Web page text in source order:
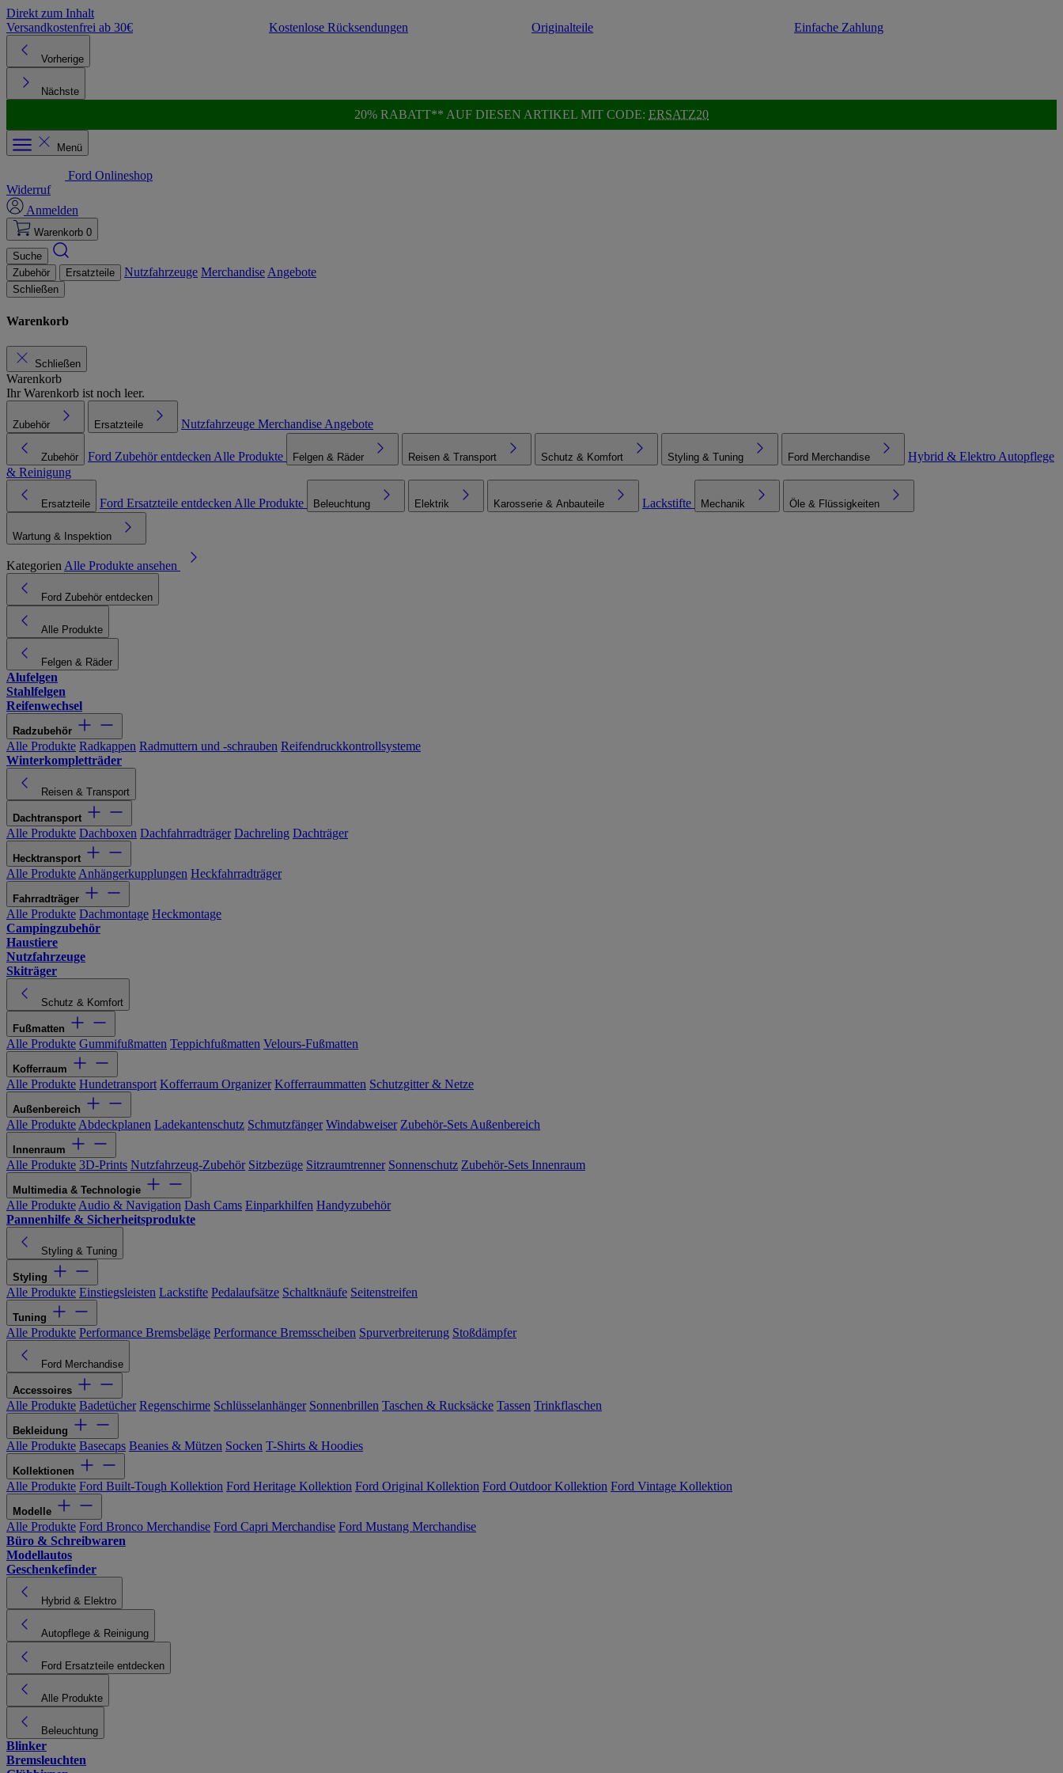
Direkt zum Inhalt
Versandkostenfrei ab 30€
Kostenlose Rücksendungen Originalteile Einfache Zahlung
Vorherige
Nächste
20% RABATT** AUF DIESEN ARTIKEL MIT CODE: ERSATZ20
Menü
Ford Onlineshop
Widerruf
Anmelden
Warenkorb 0
Suche
Zubehör
Ersatzteile Nutzfahrzeuge Merchandise Angebote
Schließen
Warenkorb
Schließen
Warenkorb
Ihr Warenkorb ist noch leer.
Zubehör Ersatzteile Nutzfahrzeuge Merchandise Angebote
Zubehör Ford Zubehör entdecken Alle Produkte Felgen & Räder Reisen & Transport Schutz & Komfort Styling & Tuning Ford Merchandise Hybrid & Elektro Autopflege
& Reinigung
Ersatzteile Ford Ersatzteile entdecken Alle Produkte Beleuchtung Elektrik Karosserie & Anbauteile Lackstifte Mechanik Öle & Flüssigkeiten
Wartung & Inspektion
Kategorien Alle Produkte ansehen
Ford Zubehör entdecken
Alle Produkte
Felgen & Räder
Alufelgen
Stahlfelgen
Reifenwechsel
Radzubehör
Alle Produkte Radkappen Radmuttern und -schrauben Reifendruckkontrollsysteme
Winterkompletträder
Reisen & Transport
Dachtransport
Alle Produkte Dachboxen Dachfahrradträger Dachreling Dachträger
Hecktransport
Alle Produkte Anhängerkupplungen Heckfahrradträger
Fahrradträger
Alle Produkte Dachmontage Heckmontage
Campingzubehör
Haustiere
Nutzfahrzeuge
Skiträger
Schutz & Komfort
Fußmatten
Alle Produkte Gummifußmatten Teppichfußmatten Velours-Fußmatten
Kofferraum
Alle Produkte Hundetransport Kofferraum Organizer Kofferraummatten Schutzgitter & Netze
Außenbereich
Alle Produkte Abdeckplanen Ladekantenschutz Schmutzfänger Windabweiser Zubehör-Sets Außenbereich
Innenraum
Alle Produkte 3D-Prints Nutzfahrzeug-Zubehör Sitzbezüge Sitzraumtrenner Sonnenschutz Zubehör-Sets Innenraum
Multimedia & Technologie
Alle Produkte Audio & Navigation Dash Cams Einparkhilfen Handyzubehör
Pannenhilfe & Sicherheitsprodukte
Styling & Tuning
Styling
Alle Produkte Einstiegsleisten Lackstifte Pedalaufsätze Schaltknäufe Seitenstreifen
Tuning
Alle Produkte Performance Bremsbeläge Performance Bremsscheiben Spurverbreiterung Stoßdämpfer
Ford Merchandise
Accessoires
Alle Produkte Badetücher Regenschirme Schlüsselanhänger Sonnenbrillen Taschen & Rucksäcke Tassen Trinkflaschen
Bekleidung
Alle Produkte Basecaps Beanies & Mützen Socken T-Shirts & Hoodies
Kollektionen
Alle Produkte Ford Built-Tough Kollektion Ford Heritage Kollektion Ford Original Kollektion Ford Outdoor Kollektion Ford Vintage Kollektion
Modelle
Alle Produkte Ford Bronco Merchandise Ford Capri Merchandise Ford Mustang Merchandise
Büro & Schreibwaren
Modellautos
Geschenkefinder
Hybrid & Elektro
Autopflege & Reinigung
Ford Ersatzteile entdecken
Alle Produkte
Beleuchtung
Blinker
Bremsleuchten